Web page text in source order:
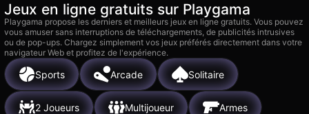
Jeux en ligne gratuits sur Playgama
Playgama propose les derniers et meilleurs jeux en ligne gratuits. Vous pouvez
vous amuser sans interruptions de téléchargements, de publicités intrusives
ou de pop-ups. Chargez simplement vos jeux préférés directement dans votre
navigateur Web et profitez de l'expérience.
Sports Arcade Solitaire
2 Joueurs Multijoueur Armes